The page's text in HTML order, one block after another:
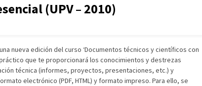
(UPV – 2010)
nueva edición del curso ‘Documentos técnicos y científicos con
que te proporcionará los conocimientos y destrezas
técnica (informes, proyectos, presentaciones, etc.) y
electrónico (PDF, HTML) y formato impreso. Para ello, se